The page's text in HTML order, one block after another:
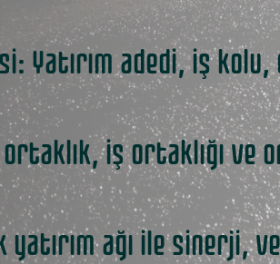
Yatırım adedi, iş
iş ortaklığı ve
ağı ile sinerji,